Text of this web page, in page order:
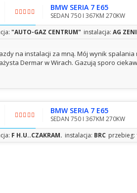
BMW SERIA 7 E65
SEDAN 750 I 367KM 270KW
"AUTO-GAZ CENTRUM" instalacja: AG
na instalacji za mną. Mój wynik spalania
Dermar w Wirach. Gazują sporo
BMW SERIA 7 E65
SEDAN 750 I 367KM 270KW
F H.U..CZAKRAM. instalacja: BRC przebieg: